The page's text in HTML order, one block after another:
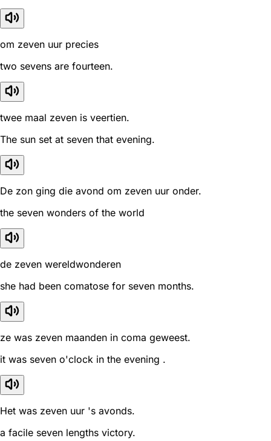
om zeven uur precies
two sevens are fourteen.
twee maal zeven is veertien.
The sun set at seven that evening.
De zon ging die avond om zeven uur onder.
the seven wonders of the world
de zeven wereldwonderen
she had been comatose for seven months.
ze was zeven maanden in coma geweest.
it was seven o'clock in the evening .
Het was zeven uur 's avonds.
a facile seven lengths victory.